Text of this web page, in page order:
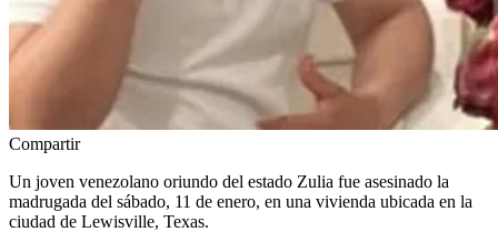
Compartir
Un joven venezolano oriundo del estado Zulia fue asesinado la
madrugada del sábado, 11 de enero, en una vivienda ubicada en la
ciudad de Lewisville, Texas.